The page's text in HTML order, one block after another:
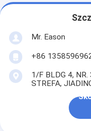
Mr. Eason
+86
1/F BLDG 4, NR.
STREFA,